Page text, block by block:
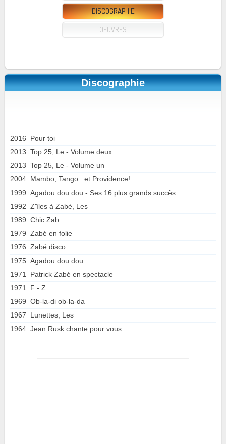
DISCOGRAPHIE
OEUVRES
Discographie
2016
Pour toi
2013 Top 25, Le - Volume deux
2013 Top 25, Le - Volume un
2004 Mambo, Tango...et Providence!
1999 Agadou dou dou - Ses 16 plus grands succès
1992 Z'îles à Zabé, Les
1989 Chic Zab
1979 Zabé en folie
1976 Zabé disco
1975 Agadou dou dou
1971
Patrick Zabé en spectacle
1971
F - Z
1969 Ob-la-di ob-la-da
1967
Lunettes, Les
1964 Jean Rusk chante pour vous